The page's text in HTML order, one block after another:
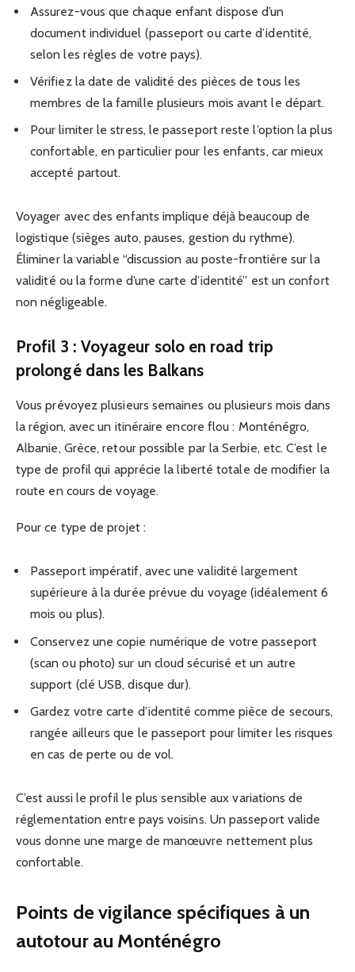
Assurez-vous que chaque enfant dispose d’un
document individuel (passeport ou carte d’identité,
selon les règles de votre pays).
Vérifiez la date de validité des pièces de tous les
membres de la famille plusieurs mois avant le départ.
Pour limiter le stress, le passeport reste l’option la plus
confortable, en particulier pour les enfants, car mieux
accepté partout.
Voyager avec des enfants implique déjà beaucoup de
logistique (sièges auto, pauses, gestion du rythme).
Éliminer la variable “discussion au poste-frontière sur la
validité ou la forme d’une carte d’identité” est un confort
non négligeable.
Profil 3 : Voyageur solo en road trip
prolongé dans les Balkans
Vous prévoyez plusieurs semaines ou plusieurs mois dans
la région, avec un itinéraire encore flou : Monténégro,
Albanie, Grèce, retour possible par la Serbie, etc. C’est le
type de profil qui apprécie la liberté totale de modifier la
route en cours de voyage.
Pour ce type de projet :
Passeport impératif, avec une validité largement
supérieure à la durée prévue du voyage (idéalement 6
mois ou plus).
Conservez une copie numérique de votre passeport
(scan ou photo) sur un cloud sécurisé et un autre
support (clé USB, disque dur).
Gardez votre carte d’identité comme pièce de secours,
rangée ailleurs que le passeport pour limiter les risques
en cas de perte ou de vol.
C’est aussi le profil le plus sensible aux variations de
réglementation entre pays voisins. Un passeport valide
vous donne une marge de manœuvre nettement plus
confortable.
Points de vigilance spécifiques à un
autotour au Monténégro